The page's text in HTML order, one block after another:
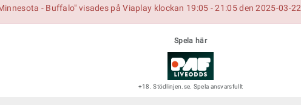
- Buffalo" visades på Viaplay klockan 19:05 - 21:05 den 2025-03-22
Spela här
+18. Stödlinjen.se. Spela ansvarsfullt